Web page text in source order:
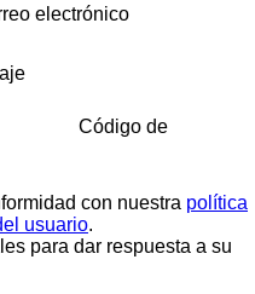
electrónico
Código de
con nuestra política
usuario.
para dar respuesta a su